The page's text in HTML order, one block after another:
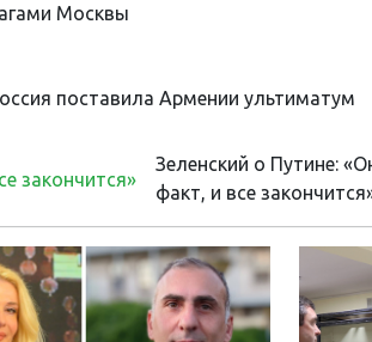
Москвы
поставила Армении ультиматум
Зеленский о Путине:
факт, и все